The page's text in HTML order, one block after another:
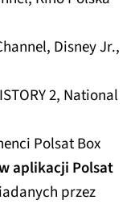
Disney Jr.,
2, National
Polsat Box
aplikacji Polsat
przez